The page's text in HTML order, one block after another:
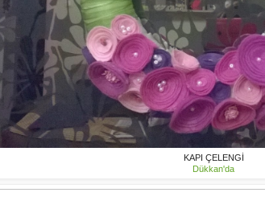
KAPI ÇELENGİ
Dükkan'da